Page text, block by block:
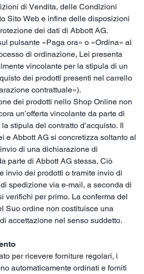
di Vendita, delle Condizioni
Sito Web e infine delle disposizioni
dei dati di Abbott AG.
pulsante «Paga ora» o «Ordina» al
di ordinazione, Lei presenta
vincolante per la stipula di un
dei prodotti presenti nel carrello
contrattuale»).
dei prodotti nello Shop Online non
un’offerta vincolante da parte di
stipula del contratto d’acquisto. Il
e Abbott AG si concretizza soltanto al
di una dichiarazione di
parte di Abbott AG stessa. Ciò
invio dei prodotti o tramite invio di
spedizione via e-mail, a seconda di
verifichi per primo. La conferma del
Suo ordine non costituisce una
accettazione nel senso suddetto.
per ricevere forniture regolari, i
automaticamente ordinati e forniti